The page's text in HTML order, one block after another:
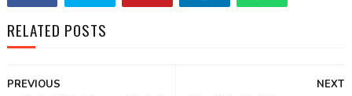
RELATED POSTS
NEXT
PREVIOUS